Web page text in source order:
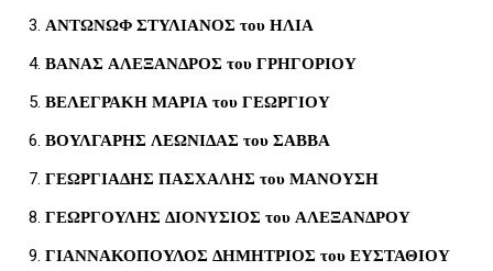
ΑΝΤΩΝΩΦ ΣΤΥΛΙΑΝΟΣ του ΗΛΙΑ
ΒΑΝΑΣ ΑΛΕΞΑΝΔΡΟΣ του ΓΡΗΓΟΡΙΟΥ
ΒΕΛΕΓΡΑΚΗ ΜΑΡΙΑ του ΓΕΩΡΓΙΟΥ
ΒΟΥΛΓΑΡΗΣ ΛΕΩΝΙΔΑΣ του ΣΑΒΒΑ
ΓΕΩΡΓΙΑΔΗΣ ΠΑΣΧΑΛΗΣ του ΜΑΝΟΥΣΗ
ΓΕΩΡΓΟΥΛΗΣ ΔΙΟΝΥΣΙΟΣ του ΑΛΕΞΑΝΔΡΟΥ
ΓΙΑΝΝΑΚΟΠΟΥΛΟΣ ΔΗΜΗΤΡΙΟΣ του ΕΥΣΤΑΘΙΟΥ